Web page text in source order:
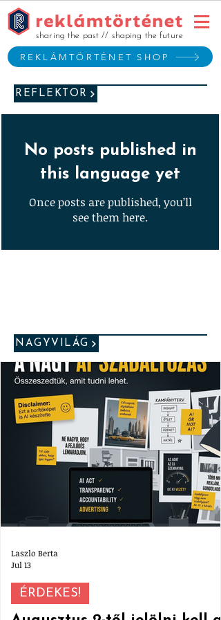
REKLÁMTÖRTÉNET SHOP
sharing the past // shaping the future
REFLEKTOR
No posts published in
this language yet
Once posts are published, you’ll
see them here.
NAGYVILÁG
ÉRDEKES!
Laszlo Berta
Jul 13